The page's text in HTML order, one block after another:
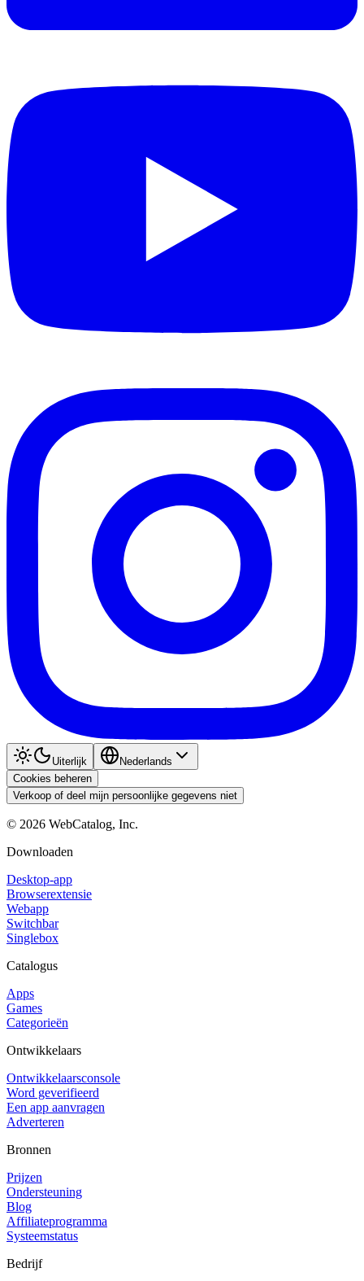
Uiterlijk
Nederlands
Cookies beheren
Verkoop of deel mijn persoonlijke gegevens niet
© 2026 WebCatalog, Inc.
Downloaden
Desktop-app
Browserextensie
Webapp
Switchbar
Singlebox
Catalogus
Apps
Games
Categorieën
Ontwikkelaars
Ontwikkelaarsconsole
Word geverifieerd
Een app aanvragen
Adverteren
Bronnen
Prijzen
Ondersteuning
Blog
Affiliateprogramma
Systeemstatus
Bedrijf